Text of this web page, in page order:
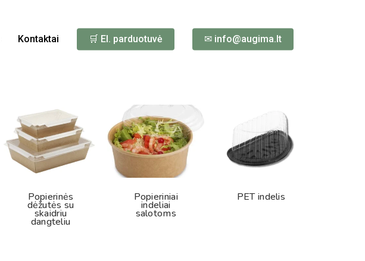
Kontaktai 🛒 El. parduotuvė ✉ info@augima.lt
Popierinės
dėžutės su
skaidriu
dangteliu
Popieriniai
indeliai
salotoms
PET indelis